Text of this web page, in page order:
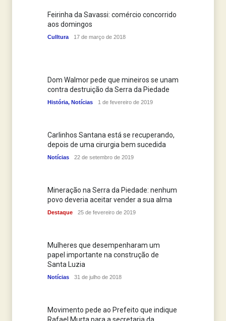
Feirinha da Savassi: comércio concorrido
aos domingos
Culltura 17 de março de 2018
Dom Walmor pede que mineiros se unam
contra destruição da Serra da Piedade
História, Notícias 1 de fevereiro de 2019
Carlinhos Santana está se recuperando,
depois de uma cirurgia bem sucedida
Notícias 22 de setembro de 2019
Mineração na Serra da Piedade: nenhum
povo deveria aceitar vender a sua alma
Destaque 25 de fevereiro de 2019
Mulheres que desempenharam um
papel importante na construção de
Santa Luzia
Notícias 31 de julho de 2018
Movimento pede ao Prefeito que indique